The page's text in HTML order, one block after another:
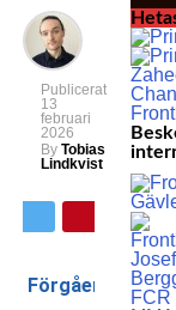
Publicerat
13
februari
2026
By Tobias
Lindkvist
Förgående